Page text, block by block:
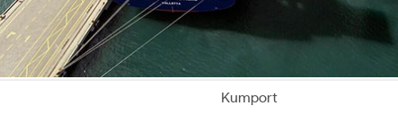
Kumport